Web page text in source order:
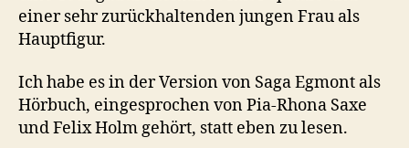
einer sehr zurückhaltenden jungen Frau als
Hauptfigur.
Ich habe es in der Version von Saga Egmont als
Hörbuch, eingesprochen von Pia-Rhona Saxe
und Felix Holm gehört, statt eben zu lesen.